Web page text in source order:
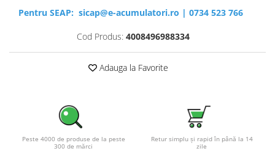
Pentru SEAP: sicap@e-acumulatori.ro | 0734 523 766
Cod Produs: 4008496988334
Adauga la Favorite
Peste 4000 de produse de la peste
300 de mărci
Retur simplu și rapid în până la 14
zile